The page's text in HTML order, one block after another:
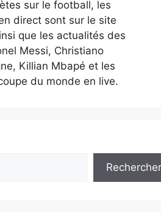
sur le football, les
direct sont sur le site
que les actualités des
Messi, Christiano
Killian Mbapé et les
du monde en live.
Rechercher